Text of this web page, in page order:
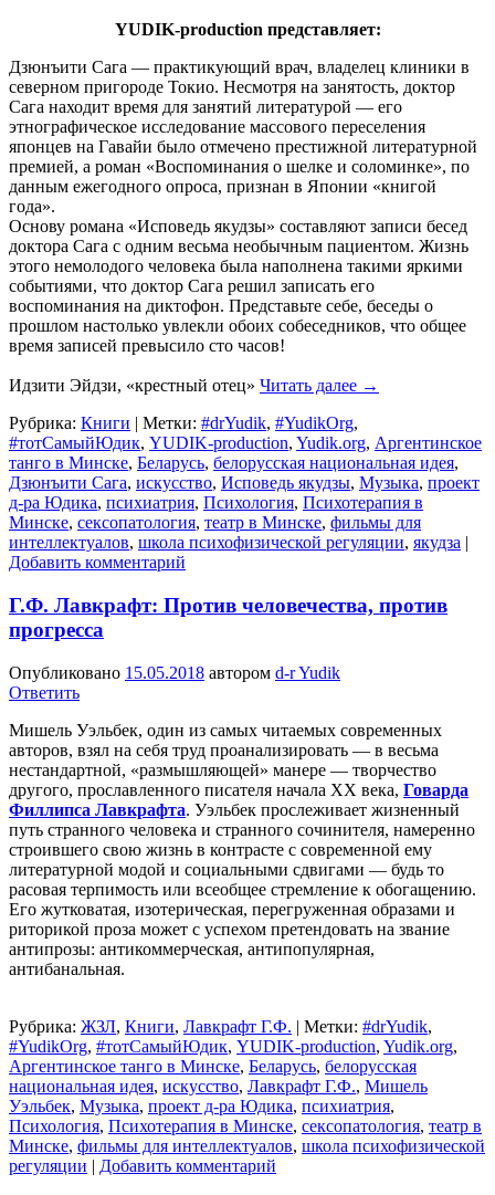
YUDIK-production представляет:
Дзюнъити Сага — практикующий врач, владелец клиники в
северном пригороде Токио. Несмотря на занятость, доктор
Сага находит время для занятий литературой — его
этнографическое исследование массового переселения
японцев на Гавайи было отмечено престижной литературной
премией, а роман «Воспоминания о шелке и соломинке», по
данным ежегодного опроса, признан в Японии «книгой
года».
Основу романа «Исповедь якудзы» составляют записи бесед
доктора Сага с одним весьма необычным пациентом. Жизнь
этого немолодого человека была наполнена такими яркими
событиями, что доктор Сага решил записать его
воспоминания на диктофон. Представьте себе, беседы о
прошлом настолько увлекли обоих собеседников, что общее
время записей превысило сто часов!
Идзити Эйдзи, «крестный отец» Читать далее →
Рубрика: Книги | Метки: #‎drYudik, #YudikOrg,
#тотСамыйЮдик, YUDIK-production, Yudik.org, Аргентинское
танго в Минске, Беларусь, белорусская национальная идея,
Дзюнъити Сага, искусство, Исповедь якудзы, Музыка, проект
д-ра Юдика, психиатрия, Психология, Психотерапия в
Минске, сексопатология, театр в Минске, фильмы для
интеллектуалов, школа психофизической регуляции, якудза |
Добавить комментарий
Г.Ф. Лавкрафт: Против человечества, против
прогресса
Опубликовано 15.05.2018 автором d-r Yudik
Ответить
Мишель Уэльбек, один из самых читаемых современных
авторов, взял на себя труд проанализировать — в весьма
нестандартной, «размышляющей» манере — творчество
другого, прославленного писателя начала XX века, Говарда
Филлипса Лавкрафта. Уэльбек прослеживает жизненный
путь странного человека и странного сочинителя, намеренно
строившего свою жизнь в контрасте с современной ему
литературной модой и социальными сдвигами — будь то
расовая терпимость или всеобщее стремление к обогащению.
Его жутковатая, изотерическая, перегруженная образами и
риторикой проза может с успехом претендовать на звание
антипрозы: антикоммерческая, антипопулярная,
антибанальная.
Рубрика: ЖЗЛ, Книги, Лавкрафт Г.Ф. | Метки: #‎drYudik,
#YudikOrg, #тотСамыйЮдик, YUDIK-production, Yudik.org,
Аргентинское танго в Минске, Беларусь, белорусская
национальная идея, искусство, Лавкрафт Г.Ф., Мишель
Уэльбек, Музыка, проект д-ра Юдика, психиатрия,
Психология, Психотерапия в Минске, сексопатология, театр в
Минске, фильмы для интеллектуалов, школа психофизической
регуляции | Добавить комментарий